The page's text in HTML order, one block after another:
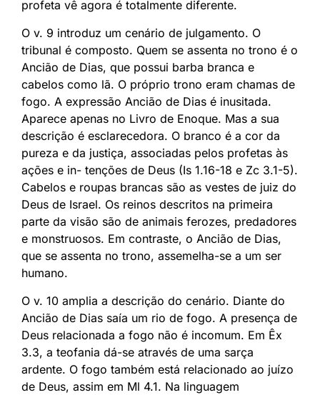
profeta vê agora é totalmente diferente.
O v. 9 introduz um cenário de julgamento. O
tribunal é composto. Quem se assenta no trono é o
Ancião de Dias, que possui barba branca e
cabelos como lã. O próprio trono eram chamas de
fogo. A expressão Ancião de Dias é inusitada.
Aparece apenas no Livro de Enoque. Mas a sua
descrição é esclarecedora. O branco é a cor da
pureza e da justiça, associadas pelos profetas às
ações e in- tenções de Deus (Is 1.16-18 e Zc 3.1-5).
Cabelos e roupas brancas são as vestes de juiz do
Deus de Israel. Os reinos descritos na primeira
parte da visão são de animais ferozes, predadores
e monstruosos. Em contraste, o Ancião de Dias,
que se assenta no trono, assemelha-se a um ser
humano.
O v. 10 amplia a descrição do cenário. Diante do
Ancião de Dias saía um rio de fogo. A presença de
Deus relacionada a fogo não é incomum. Em Êx
3.3, a teofania dá-se através de uma sarça
ardente. O fogo também está relacionado ao juízo
de Deus, assim em Ml 4.1. Na linguagem